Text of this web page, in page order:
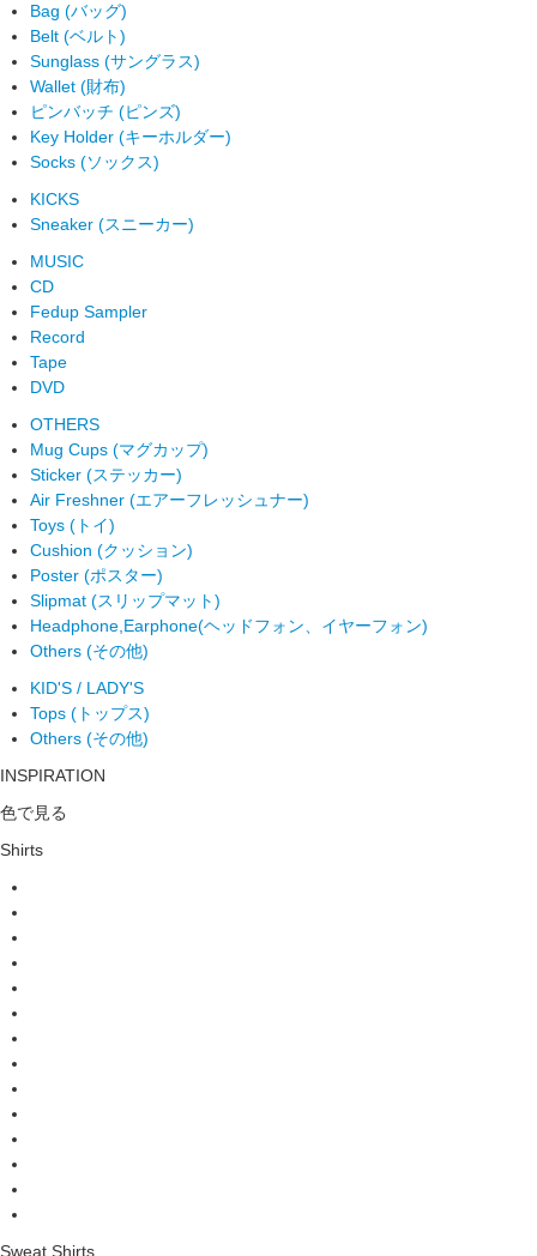
Bag (バッグ)
Belt (ベルト)
Sunglass (サングラス)
Wallet (財布)
ピンバッチ (ピンズ)
Key Holder (キーホルダー)
Socks (ソックス)
KICKS
Sneaker (スニーカー)
MUSIC
CD
Fedup Sampler
Record
Tape
DVD
OTHERS
Mug Cups (マグカップ)
Sticker (ステッカー)
Air Freshner (エアーフレッシュナー)
Toys (トイ)
Cushion (クッション)
Poster (ポスター)
Slipmat (スリップマット)
Headphone,Earphone(ヘッドフォン、イヤーフォン)
Others (その他)
KID'S / LADY'S
Tops (トップス)
Others (その他)
INSPIRATION
色で見る
Shirts
Sweat Shirts